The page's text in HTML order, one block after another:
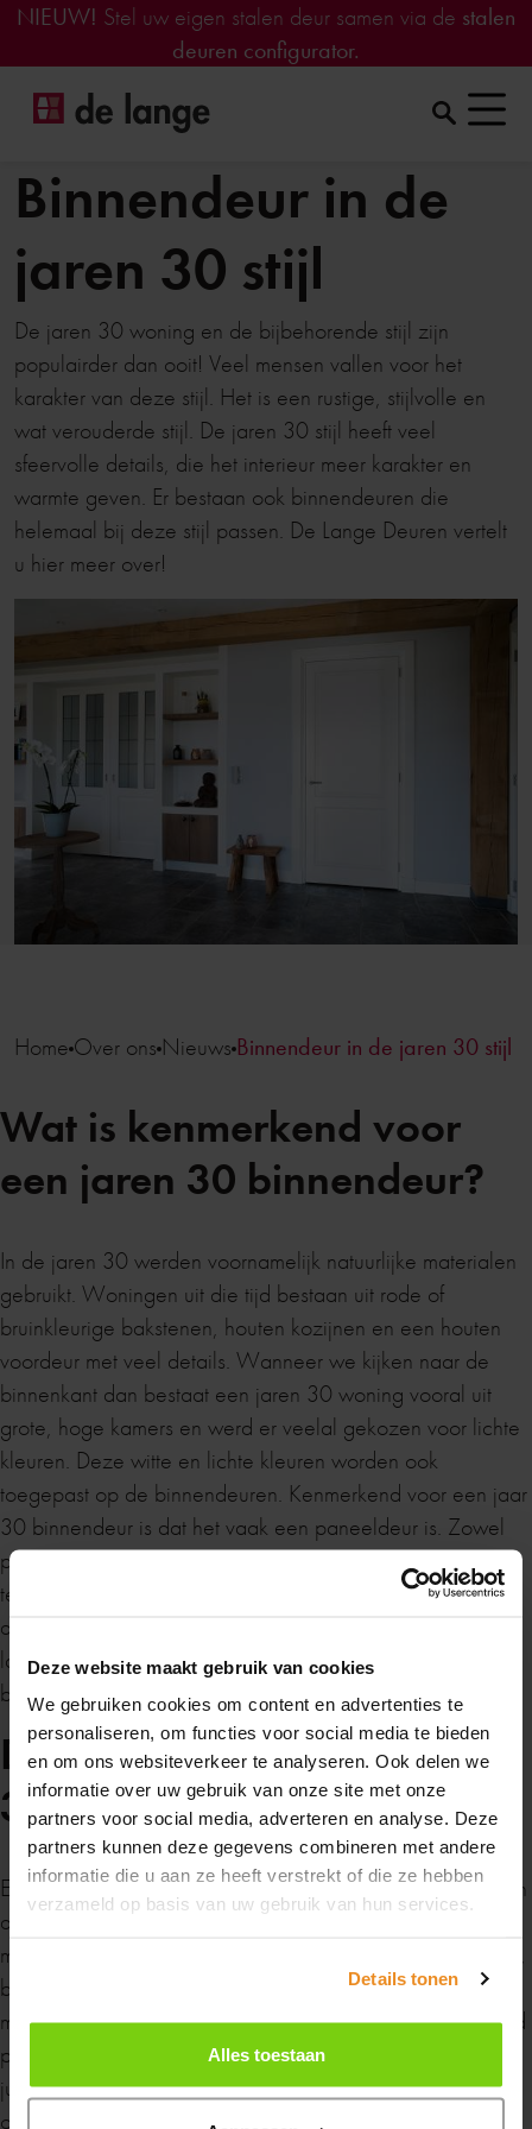
Deze website maakt gebruik van cookies
We gebruiken cookies om content en advertenties te
personaliseren, om functies voor social media te bieden
en om ons websiteverkeer te analyseren. Ook delen we
informatie over uw gebruik van onze site met onze
partners voor social media, adverteren en analyse. Deze
partners kunnen deze gegevens combineren met andere
informatie die u aan ze heeft verstrekt of die ze hebben
verzameld op basis van uw gebruik van hun services.
Details tonen
Alles toestaan
NIEUW! Stel uw eigen stalen deur samen via de stalen
deuren configurator.
Binnendeur in de
jaren 30 stijl
De jaren 30 woning en de bijbehorende stijl zijn
populairder dan ooit! Veel mensen vallen voor het
karakter van deze stijl. Het is een rustige, stijlvolle en
wat verouderde stijl. De jaren 30 stijl heeft veel
sfeervolle details, die het interieur meer karakter en
warmte geven. Er bestaan ook binnendeuren die
helemaal bij deze stijl passen. De Lange Deuren vertelt
u hier meer over!
Home Over ons Nieuws Binnendeur in de jaren 30 stijl
Wat is kenmerkend voor
een jaren 30 binnendeur?
In de jaren 30 werden voornamelijk natuurlijke materialen
gebruikt. Woningen uit die tijd bestaan uit rode of
bruinkleurige bakstenen, houten kozijnen en een houten
voordeur met veel details. Wanneer we kijken naar de
binnenkant dan bestaat een jaren 30 woning vooral uit
grote, hoge kamers en werd er veelal gekozen voor lichte
kleuren. Deze witte en lichte kleuren worden ook
toegepast op de binnendeuren. Kenmerkend voor een jaar
30 binnendeur is dat het vaak een paneeldeur is. Zowel
paneeldeuren met glas als dichte paneeldeuren zien we
terug bij deze stijl. Bij De Lange Deuren hebben we
diverse paneeldeuren in verschillende uitvoeringen. Kom
langs in onze showroom om de diverse mogelijkheden te
bekijken.
Deurbeslag voor een jaren
30 deur
Een deur is niet af zonder het juiste deurbeslag. De stijl van
de jaren 30 kenmerkt zich met name door vormgeving,
materiaal en kleurgebruik. Denk hierbij aan chroom, nikkel,
bakeliet of juist een zwarte deurgreep. Qua vorm zijn het
met name de wat rondere deurgrepen en klinken die goed
passen bij de jaren 30 stijl. Voor elke deur hebben wij de
juiste afwerking. Niet alleen voor de binnendeuren, maar
ook voor voordeuren en toiletdeuren.
Van maandag 20 juli tot en met maandag 10
augustus zijn wij gesloten in verband met de
zomervakantie.
Heb je in de tussentijd een vraag? Stuur ons
gerust eenberichtje , dan nemen we zo snel
contact